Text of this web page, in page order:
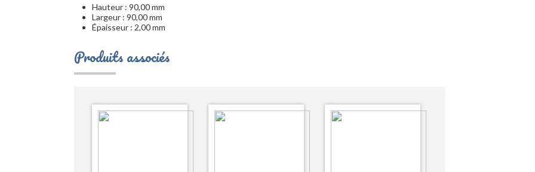
Hauteur : 90,00 mm
Largeur : 90,00 mm
Épaisseur : 2,00 mm
Produits associés